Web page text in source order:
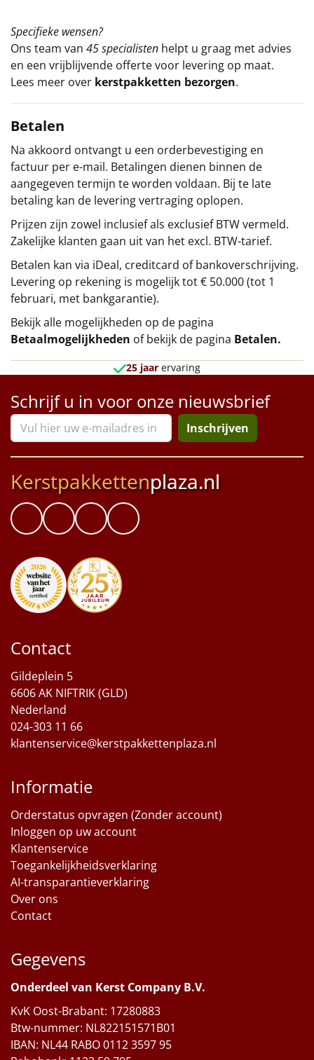
Specifieke wensen?
Ons team van 45 specialisten helpt u graag met advies
en een vrijblijvende offerte voor levering op maat.
Lees meer over kerstpakketten bezorgen.
Betalen
Na akkoord ontvangt u een orderbevestiging en
factuur per e-mail. Betalingen dienen binnen de
aangegeven termijn te worden voldaan. Bij te late
betaling kan de levering vertraging oplopen.
Prijzen zijn zowel inclusief als exclusief BTW vermeld.
Zakelijke klanten gaan uit van het excl. BTW-tarief.
Betalen kan via iDeal, creditcard of bankoverschrijving.
Levering op rekening is mogelijk tot € 50.000 (tot 1
februari, met bankgarantie).
Bekijk alle mogelijkheden op de pagina
Betaalmogelijkheden of bekijk de pagina Betalen.
25 jaar ervaring
Schrijf u in voor onze nieuwsbrief
Inschrijven
Kerstpakkettenplaza.nl
Contact
Gildeplein 5
6606 AK NIFTRIK (GLD)
Nederland
024-303 11 66
klantenservice@kerstpakkettenplaza.nl
Informatie
Orderstatus opvragen (Zonder account)
Inloggen op uw account
Klantenservice
Toegankelijkheidsverklaring
AI-transparantieverklaring
Over ons
Contact
Gegevens
Onderdeel van Kerst Company B.V.
KvK Oost-Brabant: 17280883
Btw-nummer: NL822151571B01
IBAN: NL44 RABO 0112 3597 95